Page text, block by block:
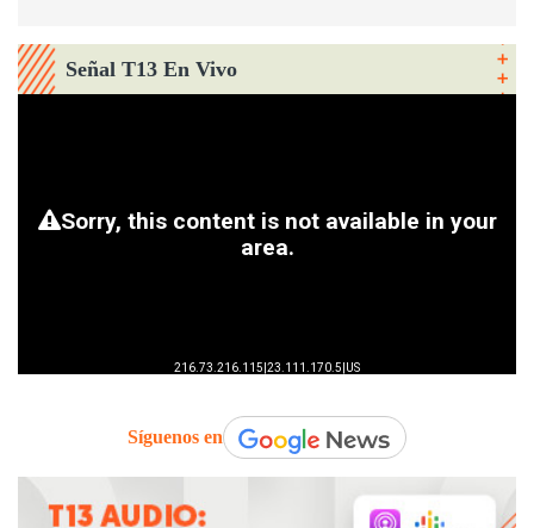
Señal T13 En Vivo
Síguenos en